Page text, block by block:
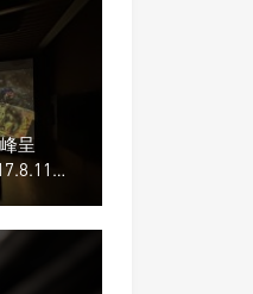
呈
声